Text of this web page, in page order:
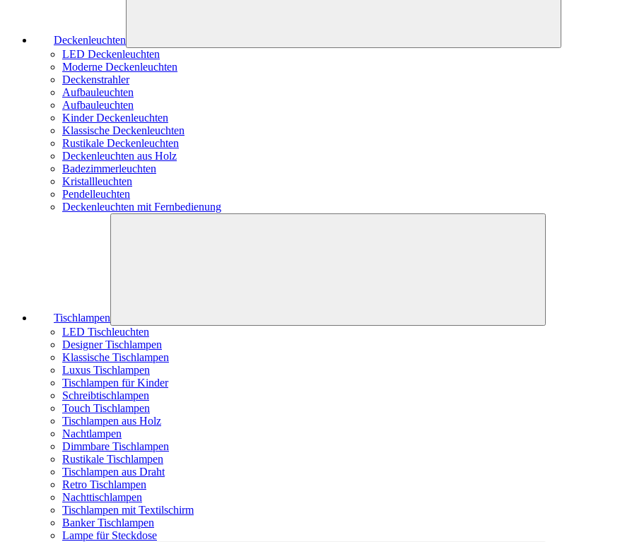
Deckenleuchten
LED Deckenleuchten
Moderne Deckenleuchten
Deckenstrahler
Aufbauleuchten
Aufbauleuchten
Kinder Deckenleuchten
Klassische Deckenleuchten
Rustikale Deckenleuchten
Deckenleuchten aus Holz
Badezimmerleuchten
Kristallleuchten
Pendelleuchten
Deckenleuchten mit Fernbedienung
Tischlampen
LED Tischleuchten
Designer Tischlampen
Klassische Tischlampen
Luxus Tischlampen
Tischlampen für Kinder
Schreibtischlampen
Touch Tischlampen
Tischlampen aus Holz
Nachtlampen
Dimmbare Tischlampen
Rustikale Tischlampen
Tischlampen aus Draht
Retro Tischlampen
Nachttischlampen
Tischlampen mit Textilschirm
Banker Tischlampen
Lampe für Steckdose